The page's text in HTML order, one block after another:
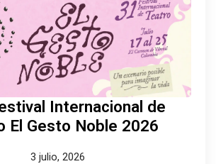
Internacional de
El Gesto Noble 2026
3 julio, 2026